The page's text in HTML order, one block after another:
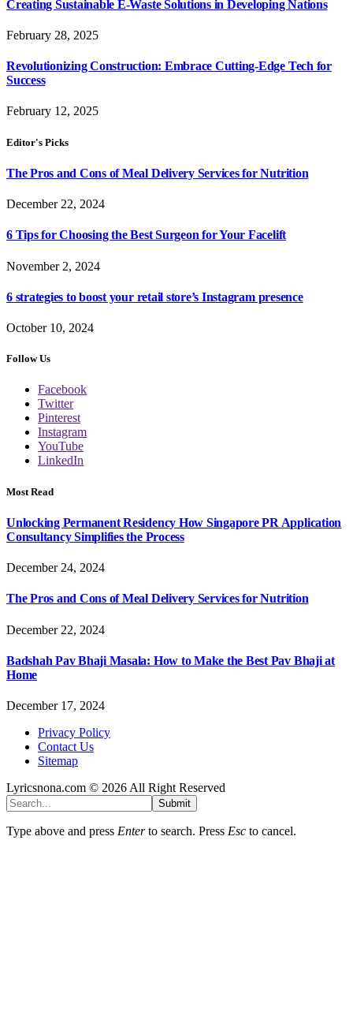
Creating Sustainable E-Waste Solutions in Developing Nations
February 28, 2025
Revolutionizing Construction: Embrace Cutting-Edge Tech for
Success
February 12, 2025
Editor's Picks
The Pros and Cons of Meal Delivery Services for Nutrition
December 22, 2024
6 Tips for Choosing the Best Surgeon for Your Facelift
November 2, 2024
6 strategies to boost your retail store’s Instagram presence
October 10, 2024
Follow Us
Facebook
Twitter
Pinterest
Instagram
YouTube
LinkedIn
Most Read
Unlocking Permanent Residency How Singapore PR Application
Consultancy Simplifies the Process
December 24, 2024
The Pros and Cons of Meal Delivery Services for Nutrition
December 22, 2024
Badshah Pav Bhaji Masala: How to Make the Best Pav Bhaji at
Home
December 17, 2024
Privacy Policy
Contact Us
Sitemap
Lyricsnona.com © 2026 All Right Reserved
Submit
Type above and press Enterto search. Press Esc to cancel.